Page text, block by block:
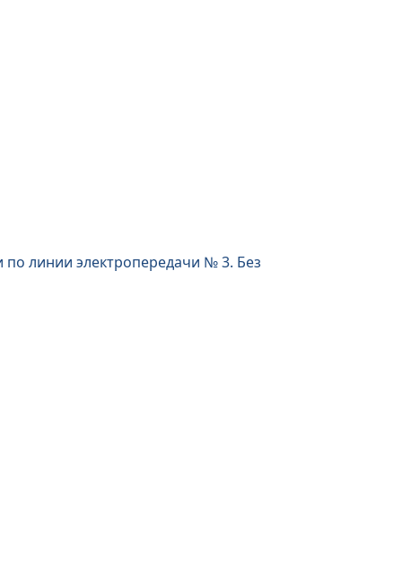
по линии электропередачи № 3. Без